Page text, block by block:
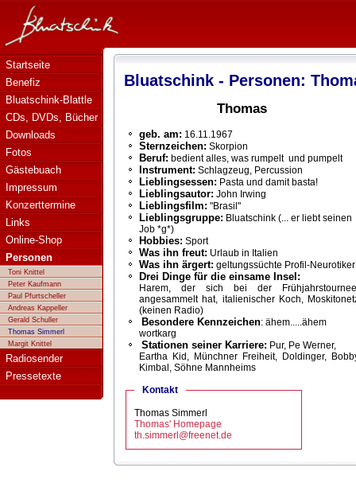
Bluatschink - Personen: Thomas Simmerl
Startseite
Benefiz
Bluatschink-Blattle
CDs, DVDs, Bücher
Downloads
Fotos
Gästebuach
Impressum
Konzerttermine
Links
Online-Shop
Personen
Toni Knittel
Peter Kaufmann
Paul Pfurtscheller
Andreas Kappeller
Gerald Schuller
Thomas Simmerl
Margit Knittel
Radiosender
Pressetexte
Bluatschink - Personen:
Thomas
geb. am: 16.11.1967
Sternzeichen: Skorpion
Beruf: bedient alles, was rumpelt und pumpelt
Instrument: Schlagzeug, Percussion
Lieblingsessen: Pasta und damit basta!
Lieblingsautor: John Irwing
Lieblingsfilm: "Brasil"
Lieblingsgruppe: Bluatschink (... er liebt seinen
Job *g*)
Hobbies: Sport
Was ihn freut: Urlaub in Italien
Was ihn ärgert: geltungssüchte Profil-Neurotiker
Drei Dinge für die einsame Insel:
Harem, der sich bei der
angesammelt hat, italienischer Koch,
(keinen Radio)
Besondere Kennzeichen: ähem.....ähem
wortkarg
Stationen seiner Karriere: Pur, Pe Werner,
Eartha Kid, Münchner Freiheit, Doldinger,
Kimbal, Söhne Mannheims
Kontakt
Thomas Simmerl
Thomas' Homepage
th.simmerl@freenet.de